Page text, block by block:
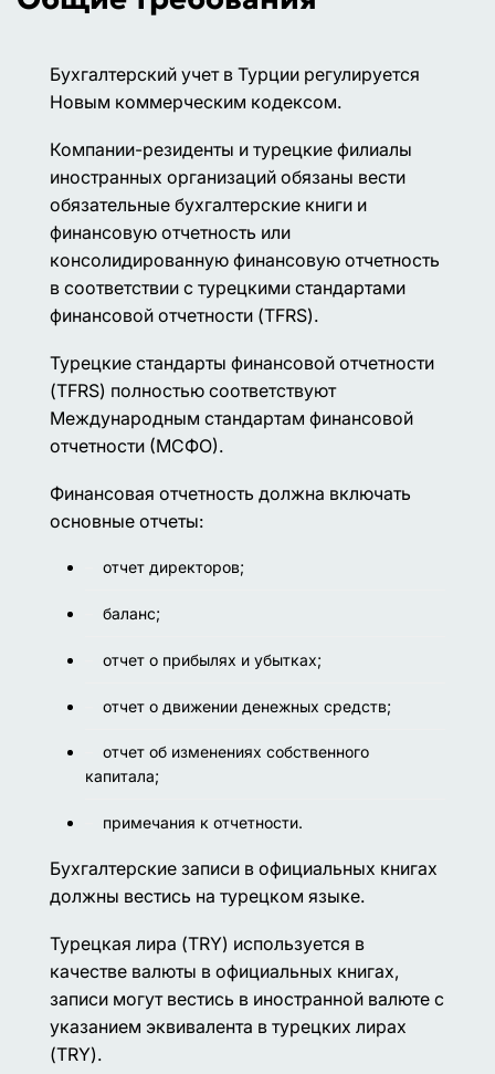
Бухгалтерский учет в Турции регулируется
Новым коммерческим кодексом.
Компании-резиденты и турецкие филиалы
иностранных организаций обязаны вести
обязательные бухгалтерские книги и
финансовую отчетность или
консолидированную финансовую отчетность
в соответствии с турецкими стандартами
финансовой отчетности (TFRS).
Турецкие стандарты финансовой отчетности
(TFRS) полностью соответствуют
Международным стандартам финансовой
отчетности (МСФО).
Финансовая отчетность должна включать
основные отчеты:
отчет директоров;
баланс;
отчет о прибылях и убытках;
отчет о движении денежных средств;
отчет об изменениях собственного
капитала;
примечания к отчетности.
Бухгалтерские записи в официальных книгах
должны вестись на турецком языке.
Турецкая лира (TRY) используется в
качестве валюты в официальных книгах,
записи могут вестись в иностранной валюте с
указанием эквивалента в турецких лирах
(TRY).